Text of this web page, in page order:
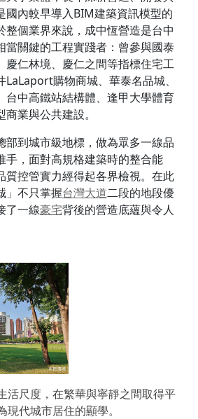
國內較早導入BIM建築資訊模型的
整個業界來說，成中恆營造是台中
當關鍵的工程實踐者：曾參與國泰
慶仁林境、慶仁之間等指標住宅工
購物商城、華泰名品城、
台中高鐵站結構體、逢甲大學體育
業與公共建設。
部到城市級地標，做為眾多一線品
手，面對高規格建築時的整合能
質控管實力經得起各界檢視。在此
」不只掌握台灣大道二段的地段優
了一線豪宅背後的營造底蘊與令人
活尺度，在繁華與寧靜之間取得平
現代城市居住的顯學。